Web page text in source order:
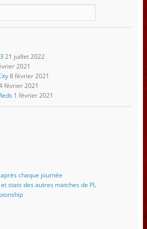
21 juillet 2022
2021
8 février 2021
février 2021
1 février 2021
chaque journée
stats des autres matches de PL